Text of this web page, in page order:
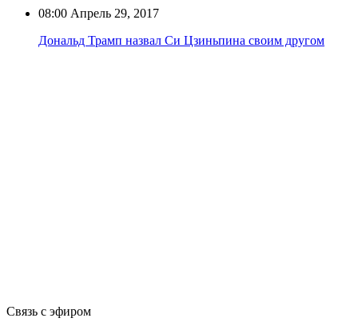
08:00 Апрель 29, 2017
Дональд Трамп назвал Си Цзиньпина своим другом
Связь с эфиром